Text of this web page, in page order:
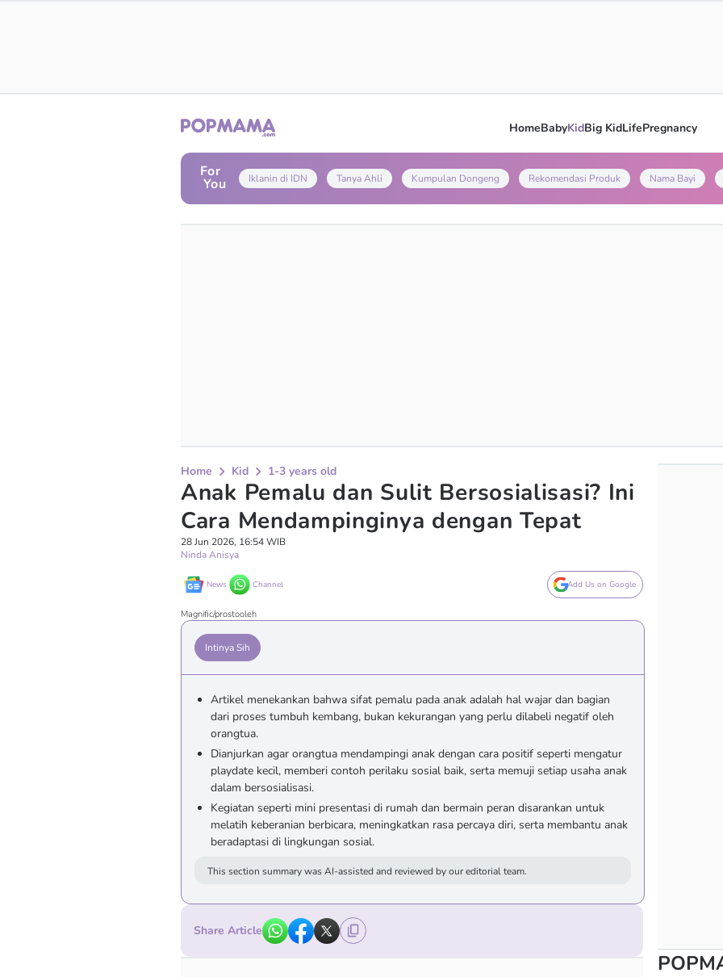
HomeBabyKidBig KidLifePregnancy
For
You Iklanin di IDN Tanya Ahli Kumpulan Dongeng Rekomendasi Produk Nama Bayi
Home Kid 1-3 years old
Anak Pemalu dan Sulit Bersosialisasi? Ini
Cara Mendampinginya dengan Tepat
28 Jun 2026, 16:54 WIB
Ninda Anisya
News Channel Add Us on Google
Magnific/prostooleh
Intinya Sih
Artikel menekankan bahwa sifat pemalu pada anak adalah hal wajar dan bagian
dari proses tumbuh kembang, bukan kekurangan yang perlu dilabeli negatif oleh
orangtua.
Dianjurkan agar orangtua mendampingi anak dengan cara positif seperti mengatur
playdate kecil, memberi contoh perilaku sosial baik, serta memuji setiap usaha anak
dalam bersosialisasi.
Kegiatan seperti mini presentasi di rumah dan bermain peran disarankan untuk
melatih keberanian berbicara, meningkatkan rasa percaya diri, serta membantu anak
beradaptasi di lingkungan sosial.
This section summary was AI-assisted and reviewed by our editorial team.
Share Article